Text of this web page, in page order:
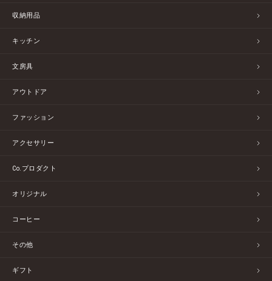
収納用品
キッチン
文房具
アウトドア
ファッション
アクセサリー
Co.プロダクト
オリジナル
コーヒー
その他
ギフト